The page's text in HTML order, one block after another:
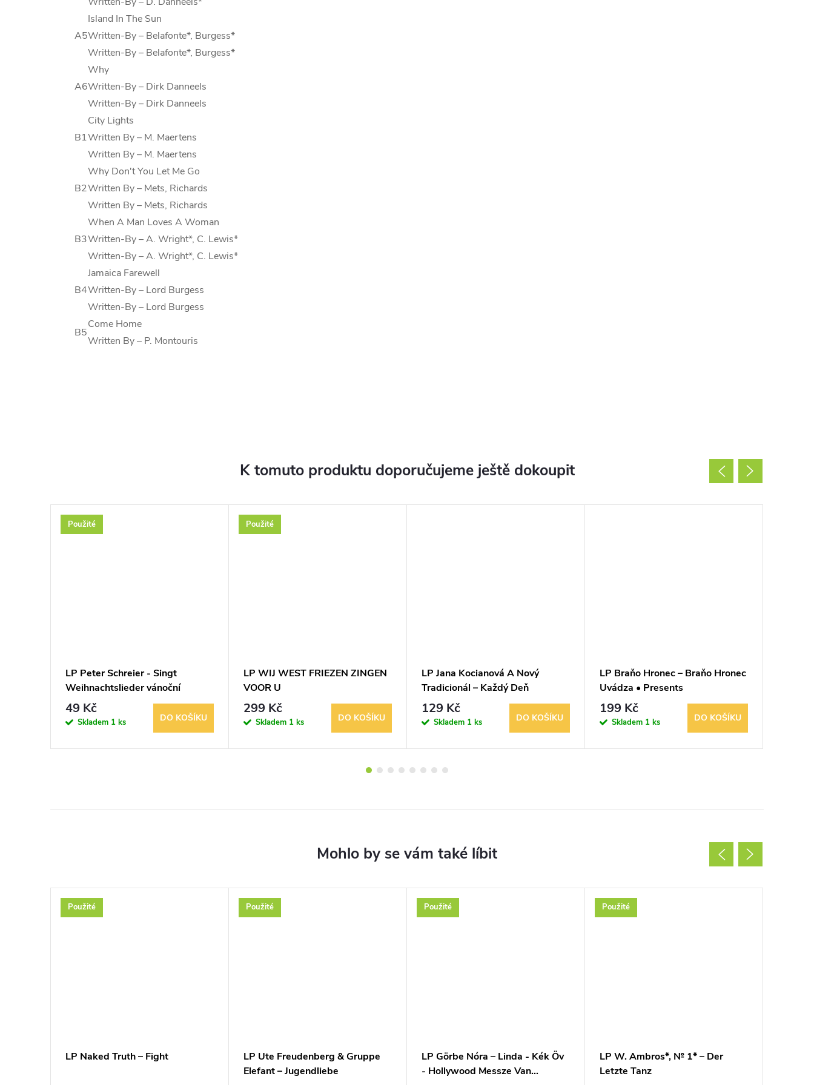
A5
Island In The Sun
Written-By– Belafonte*, Burgess*
Written-By– Belafonte*, Burgess*
A6
Why
Written-By– Dirk Danneels
Written-By– Dirk Danneels
B1
City Lights
Written By– M. Maertens
Written By– M. Maertens
B2
Why Don't You Let Me Go
Written By– Mets, Richards
Written By– Mets, Richards
B3
When A Man Loves A Woman
Written-By–A. Wright*, C. Lewis*
Written-By–A. Wright*, C. Lewis*
B4
Jamaica Farewell
Written-By– Lord Burgess
Written-By– Lord Burgess
B5
Come Home
Written By– P. Montouris
K tomuto produktu doporučujeme ještě dokoupit
Použité
LP Peter Schreier - Singt
Weihnachtslieder vánoční
49 Kč
Skladem 1 ks DO KOŠÍKU
Použité
LP WIJ WEST FRIEZEN ZINGEN
VOOR U
299 Kč
Skladem 1 ks DO KOŠÍKU
LP Jana Kocianová A Nový
Tradicionál – Každý Deň
129 Kč
Skladem 1 ks DO KOŠÍKU
LP Braňo Hronec – Braňo Hronec
Uvádza • Presents
199 Kč
Skladem 1 ks DO KOŠÍKU
Použité
LP Naked Truth – Fight
Použité
LP Ute Freudenberg & Gruppe
Elefant – Jugendliebe
Použité
LP Görbe Nóra – Linda - Kék Öv
- Hollywood Messze Van...
Použité
LP W. Ambros*, № 1* – Der
Letzte Tanz